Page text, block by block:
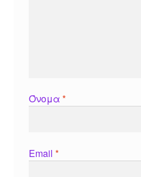
Όνομα *
Email *